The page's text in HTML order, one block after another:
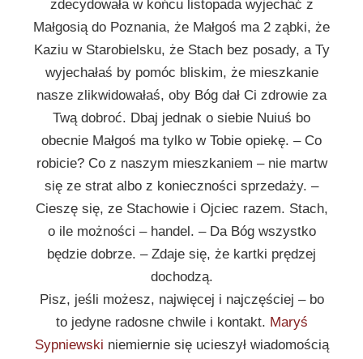
zdecydowała w końcu listopada wyjechać z
Małgosią do Poznania, że Małgoś ma 2 ząbki, że
Kaziu w Starobielsku, że Stach bez posady, a Ty
wyjechałaś by pomóc bliskim, że mieszkanie
nasze zlikwidowałaś, oby Bóg dał Ci zdrowie za
Twą dobroć. Dbaj jednak o siebie Nuiuś bo
obecnie Małgoś ma tylko w Tobie opiekę. – Co
robicie? Co z naszym mieszkaniem – nie martw
się ze strat albo z konieczności sprzedaży. –
Cieszę się, ze Stachowie i Ojciec razem. Stach,
o ile możności – handel. – Da Bóg wszystko
będzie dobrze. – Zdaje się, że kartki prędzej
dochodzą.
Pisz, jeśli możesz, najwięcej i najczęściej – bo
to jedyne radosne chwile i kontakt. Maryś
Sypniewski niemiernie się ucieszył wiadomością